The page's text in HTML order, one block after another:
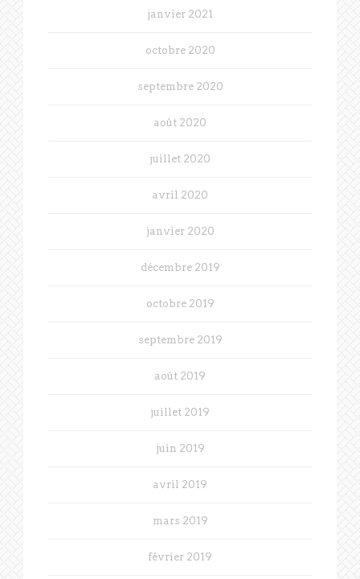
janvier 2021
octobre 2020
septembre 2020
août 2020
juillet 2020
avril 2020
janvier 2020
décembre 2019
octobre 2019
septembre 2019
août 2019
juillet 2019
juin 2019
avril 2019
mars 2019
février 2019